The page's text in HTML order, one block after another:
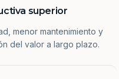
superior
menor mantenimiento y
del valor a largo plazo.